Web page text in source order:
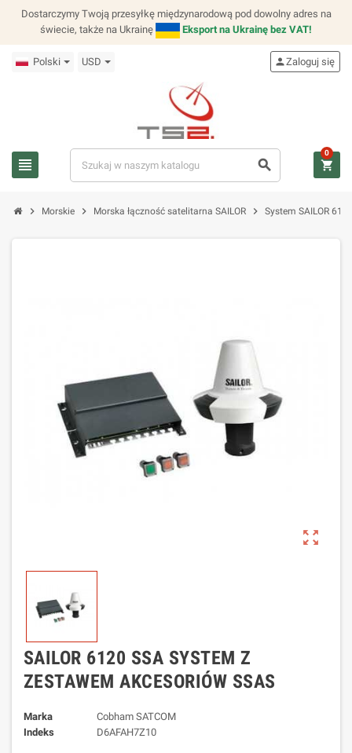
Dostarczymy Twoją przesyłkę międzynarodową pod dowolny adres na
świecie, także na Ukrainę
Eksport na Ukrainę bez VAT!
Polski USD
view_headline search
personZaloguj się
shopping_cart
0
chevron_right Morskie chevron_right Morska łączność satelitarna SAILOR chevron_right System SAILOR
zoom_out_map
SAILOR 6120 SSA SYSTEM Z
ZESTAWEM AKCESORIÓW SSAS
Marka
Cobham SATCOM
Indeks
D6AFAH7Z10